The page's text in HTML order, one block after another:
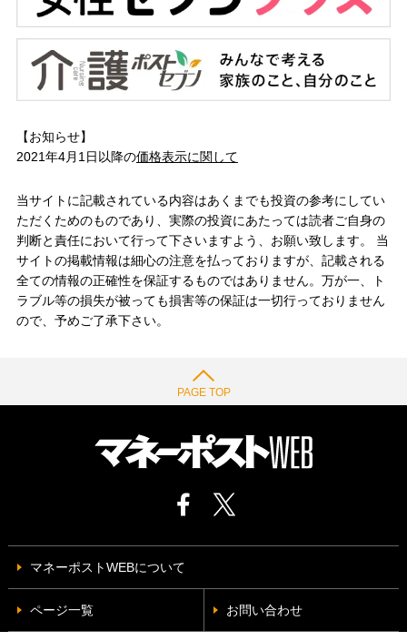
【お知らせ】
2021年4月1日以降の価格表示に関して
当サイトに記載されている内容はあくまでも投資の参考にしてい
ただくためのものであり、実際の投資にあたっては読者ご自身の
判断と責任において行って下さいますよう、お願い致します。 当
サイトの掲載情報は細心の注意を払っておりますが、記載される
全ての情報の正確性を保証するものではありません。万が一、ト
ラブル等の損失が被っても損害等の保証は一切行っておりません
ので、予めご了承下さい。
PAGE TOP
マネーポストWEBについて
ページ一覧 お問い合わせ